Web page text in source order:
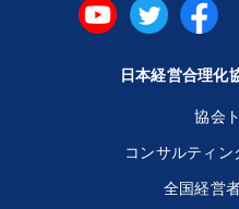
日本経営合理化
協会
コンサルティ
全国経営